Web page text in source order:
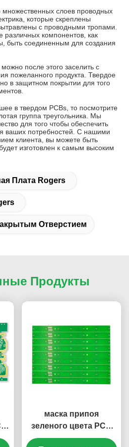
множественных слоев проводных
которые скреплены
с проводными тропами.
различных компонентов, как
быть соединенным для создания
после этого заселить с
пожеланного продукта. Твердое
в защитном покрытии для того
в твердом PCBs, то посмотрите
группа треугольника. Мы
для того чтобы обеспечить
ваших потребностей. С нашими
клиента, вы можете быть
изготовлен к самым высоким
Плата Rogers
Отверстием
Продукты
маска припоя
зеленого цвета PCB
собрания FR4 Rogers